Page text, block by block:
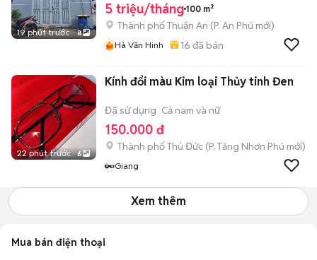
19 phút trước 8
5 triệu/tháng 100 m²
Thành phố Thuận An (P. An Phú mới)
Hà Văn Hinh 16 đã bán
22 phút trước 6
Kính đổi màu Kim loại Thủy tinh Đen
Đã sử dụng Cả nam và nữ
150.000 đ
Thành phố Thủ Đức (P. Tăng Nhơn Phú mới)
Giang
Xem thêm
Mua bán điện thoại